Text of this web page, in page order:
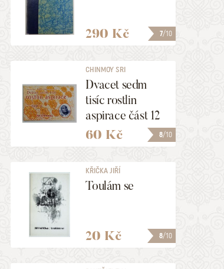
7/10
290 Kč
8/10
CHINMOY SRI
Dvacet sedm
tisíc rostlin
aspirace část 12
60 Kč
8/10
KŘIČKA JIŘÍ
Toulám se
20 Kč